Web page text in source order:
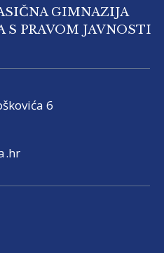
GIMNAZIJA
S PRAVOM JAVNOSTI
6